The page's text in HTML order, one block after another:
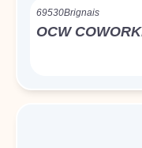
69530Brignais
OCW